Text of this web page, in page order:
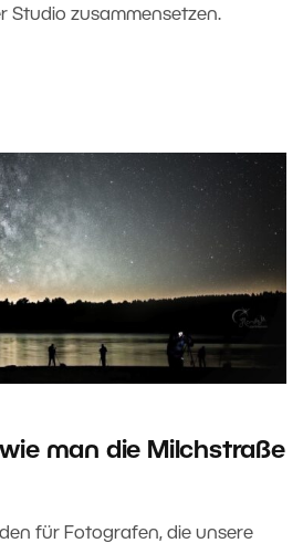
Studio zusammensetzen.
man die Milchstraße
für Fotografen, die unsere